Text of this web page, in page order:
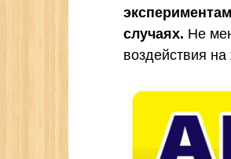
случаях. Не
воздействия